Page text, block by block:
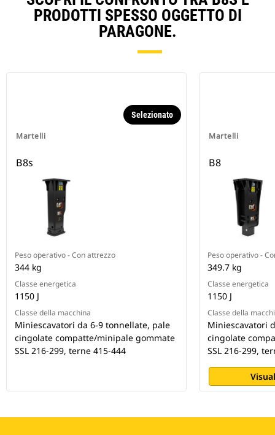
PRODOTTI SPESSO OGGETTO DI
PARAGONE.
Martelli
Selezionato
B8s
Peso operativo - Con attrezzo
344 kg
Classe energetica
1150 J
Classe della macchina
Miniescavatori da 6-9 tonnellate, pale
cingolate compatte/minipale gommate
SSL 216-299, terne 415-444
Martelli
B8
Peso operativo -
349.7 kg
Classe energetica
1150 J
Classe della
Miniescavatori
cingolate
SSL 216-299,